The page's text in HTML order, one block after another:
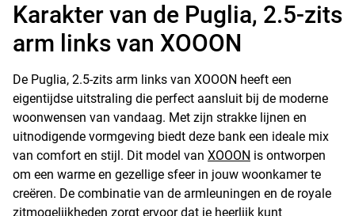
Karakter van de Puglia, 2.5-zits
arm links van XOOON
De Puglia, 2.5-zits arm links van XOOON heeft een
eigentijdse uitstraling die perfect aansluit bij de moderne
woonwensen van vandaag. Met zijn strakke lijnen en
uitnodigende vormgeving biedt deze bank een ideale mix
van comfort en stijl. Dit model van XOOON is ontworpen
om een warme en gezellige sfeer in jouw woonkamer te
creëren. De combinatie van de armleuningen en de royale
zitmogelijkheden zorgt ervoor dat je heerlijk kunt